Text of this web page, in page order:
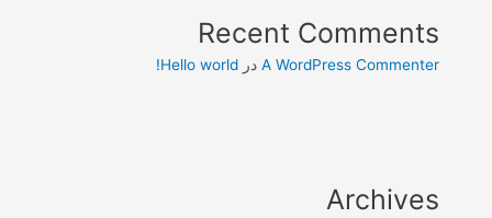
Recent Comments
A WordPress Commenter درHello world!
Archives